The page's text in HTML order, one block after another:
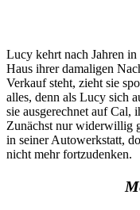
Lucy kehrt nach Jahren
Haus ihrer damaligen
Verkauf steht, zieht sie
alles, denn als Lucy sich
sie ausgerechnet auf Cal,
Zunächst nur widerwillig
in seiner Autowerkstatt,
nicht mehr fortzudenken.